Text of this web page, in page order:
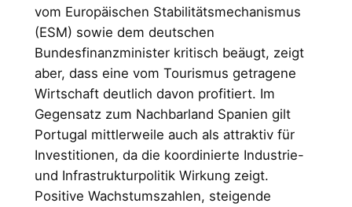
vom Europäischen Stabilitätsmechanismus
(ESM) sowie dem deutschen
Bundesfinanzminister kritisch beäugt, zeigt
aber, dass eine vom Tourismus getragene
Wirtschaft deutlich davon profitiert. Im
Gegensatz zum Nachbarland Spanien gilt
Portugal mittlerweile auch als attraktiv für
Investitionen, da die koordinierte Industrie-
und Infrastrukturpolitik Wirkung zeigt.
Positive Wachstumszahlen, steigende